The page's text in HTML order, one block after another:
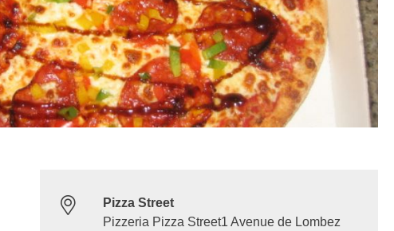
Pizza Street
Pizzeria Pizza Street1 Avenue de Lombez